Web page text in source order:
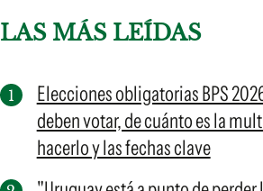
LAS MÁS LEÍDAS
Elecciones obligatorias BPS
deben votar, de cuánto es la
hacerlo y las fechas clave